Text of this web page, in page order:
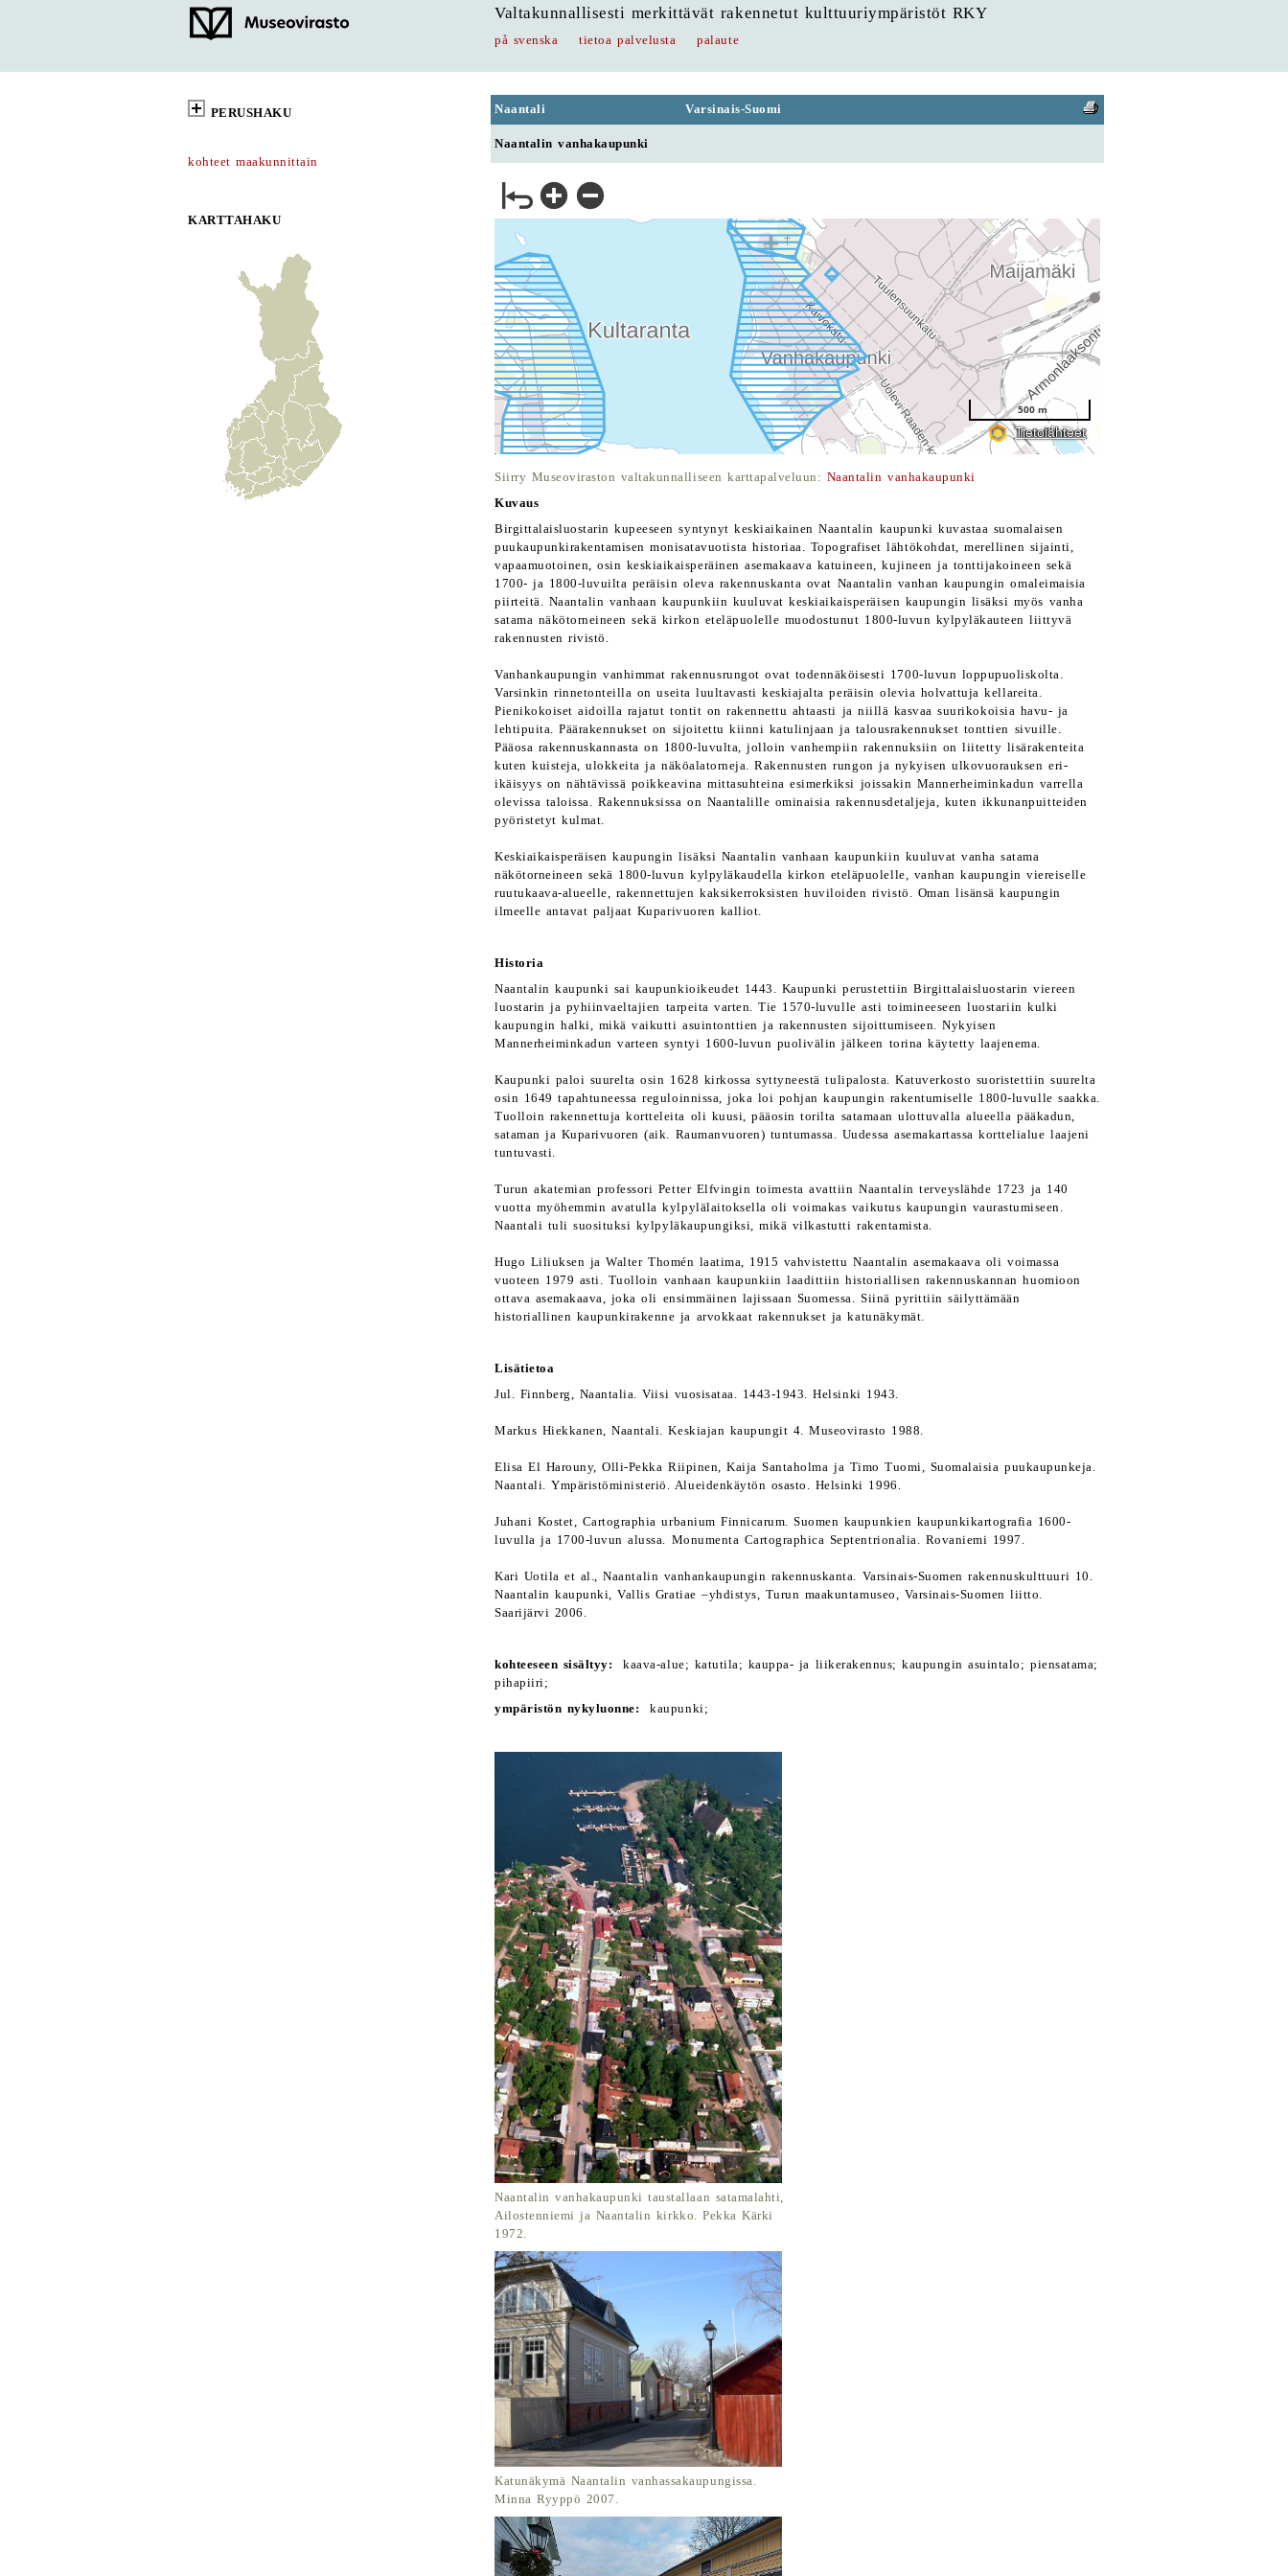
Valtakunnallisesti merkittävät rakennetut kulttuuriympäristöt RKY
på svenska tietoa palvelusta palaute
PERUSHAKU
kohteet maakunnittain
KARTTAHAKU
Naantali Varsinais-Suomi
Naantalin vanhakaupunki
Siirry Museoviraston valtakunnalliseen karttapalveluun: Naantalin vanhakaupunki
Kuvaus
Birgittalaisluostarin kupeeseen syntynyt keskiaikainen Naantalin kaupunki kuvastaa suomalaisen
puukaupunkirakentamisen monisatavuotista historiaa. Topografiset lähtökohdat, merellinen sijainti,
vapaamuotoinen, osin keskiaikaisperäinen asemakaava katuineen, kujineen ja tonttijakoineen sekä
1700- ja 1800-luvuilta peräisin oleva rakennuskanta ovat Naantalin vanhan kaupungin omaleimaisia
piirteitä. Naantalin vanhaan kaupunkiin kuuluvat keskiaikaisperäisen kaupungin lisäksi myös vanha
satama näkötorneineen sekä kirkon eteläpuolelle muodostunut 1800-luvun kylpyläkauteen liittyvä
rakennusten rivistö.
Vanhankaupungin vanhimmat rakennusrungot ovat todennäköisesti 1700-luvun loppupuoliskolta.
Varsinkin rinnetonteilla on useita luultavasti keskiajalta peräisin olevia holvattuja kellareita.
Pienikokoiset aidoilla rajatut tontit on rakennettu ahtaasti ja niillä kasvaa suurikokoisia havu- ja
lehtipuita. Päärakennukset on sijoitettu kiinni katulinjaan ja talousrakennukset tonttien sivuille.
Pääosa rakennuskannasta on 1800-luvulta, jolloin vanhempiin rakennuksiin on liitetty lisärakenteita
kuten kuisteja, ulokkeita ja näköalatorneja. Rakennusten rungon ja nykyisen ulkovuorauksen eri-
ikäisyys on nähtävissä poikkeavina mittasuhteina esimerkiksi joissakin Mannerheiminkadun varrella
olevissa taloissa. Rakennuksissa on Naantalille ominaisia rakennusdetaljeja, kuten ikkunanpuitteiden
pyöristetyt kulmat.
Keskiaikaisperäisen kaupungin lisäksi Naantalin vanhaan kaupunkiin kuuluvat vanha satama
näkötorneineen sekä 1800-luvun kylpyläkaudella kirkon eteläpuolelle, vanhan kaupungin viereiselle
ruutukaava-alueelle, rakennettujen kaksikerroksisten huviloiden rivistö. Oman lisänsä kaupungin
ilmeelle antavat paljaat Kuparivuoren kalliot.
Historia
Naantalin kaupunki sai kaupunkioikeudet 1443. Kaupunki perustettiin Birgittalaisluostarin viereen
luostarin ja pyhiinvaeltajien tarpeita varten. Tie 1570-luvulle asti toimineeseen luostariin kulki
kaupungin halki, mikä vaikutti asuintonttien ja rakennusten sijoittumiseen. Nykyisen
Mannerheiminkadun varteen syntyi 1600-luvun puolivälin jälkeen torina käytetty laajenema.
Kaupunki paloi suurelta osin 1628 kirkossa syttyneestä tulipalosta. Katuverkosto suoristettiin suurelta
osin 1649 tapahtuneessa reguloinnissa, joka loi pohjan kaupungin rakentumiselle 1800-luvulle saakka.
Tuolloin rakennettuja kortteleita oli kuusi, pääosin torilta satamaan ulottuvalla alueella pääkadun,
sataman ja Kuparivuoren (aik. Raumanvuoren) tuntumassa. Uudessa asemakartassa korttelialue laajeni
tuntuvasti.
Turun akatemian professori Petter Elfvingin toimesta avattiin Naantalin terveyslähde 1723 ja 140
vuotta myöhemmin avatulla kylpylälaitoksella oli voimakas vaikutus kaupungin vaurastumiseen.
Naantali tuli suosituksi kylpyläkaupungiksi, mikä vilkastutti rakentamista.
Hugo Liliuksen ja Walter Thomén laatima, 1915 vahvistettu Naantalin asemakaava oli voimassa
vuoteen 1979 asti. Tuolloin vanhaan kaupunkiin laadittiin historiallisen rakennuskannan huomioon
ottava asemakaava, joka oli ensimmäinen lajissaan Suomessa. Siinä pyrittiin säilyttämään
historiallinen kaupunkirakenne ja arvokkaat rakennukset ja katunäkymät.
Lisätietoa
Jul. Finnberg, Naantalia. Viisi vuosisataa. 1443-1943. Helsinki 1943.
Markus Hiekkanen, Naantali. Keskiajan kaupungit 4. Museovirasto 1988.
Elisa El Harouny, Olli-Pekka Riipinen, Kaija Santaholma ja Timo Tuomi, Suomalaisia puukaupunkeja.
Naantali. Ympäristöministeriö. Alueidenkäytön osasto. Helsinki 1996.
Juhani Kostet, Cartographia urbanium Finnicarum. Suomen kaupunkien kaupunkikartografia 1600-
luvulla ja 1700-luvun alussa. Monumenta Cartographica Septentrionalia. Rovaniemi 1997.
Kari Uotila et al., Naantalin vanhankaupungin rakennuskanta. Varsinais-Suomen rakennuskulttuuri 10.
Naantalin kaupunki, Vallis Gratiae –yhdistys, Turun maakuntamuseo, Varsinais-Suomen liitto.
Saarijärvi 2006.
kohteeseen sisältyy: kaava-alue; katutila; kauppa- ja liikerakennus; kaupungin asuintalo; piensatama;
pihapiiri;
ympäristön nykyluonne: kaupunki;
Naantalin vanhakaupunki taustallaan satamalahti,
Ailostenniemi ja Naantalin kirkko. Pekka Kärki
1972.
Katunäkymä Naantalin vanhassakaupungissa.
Minna Ryyppö 2007.